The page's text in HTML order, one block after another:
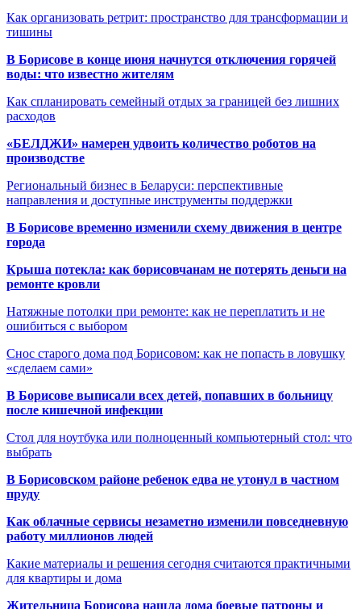
Как организовать ретрит: пространство для трансформации и
тишины
В Борисове в конце июня начнутся отключения горячей
воды: что известно жителям
Как спланировать семейный отдых за границей без лишних
расходов
«БЕЛДЖИ» намерен удвоить количество роботов на
производстве
Региональный бизнес в Беларуси: перспективные
направления и доступные инструменты поддержки
В Борисове временно изменили схему движения в центре
города
Крыша потекла: как борисовчанам не потерять деньги на
ремонте кровли
Натяжные потолки при ремонте: как не переплатить и не
ошибиться с выбором
Снос старого дома под Борисовом: как не попасть в ловушку
«сделаем сами»
В Борисове выписали всех детей, попавших в больницу
после кишечной инфекции
Стол для ноутбука или полноценный компьютерный стол: что
выбрать
В Борисовском районе ребенок едва не утонул в частном
пруду
Как облачные сервисы незаметно изменили повседневную
работу миллионов людей
Какие материалы и решения сегодня считаются практичными
для квартиры и дома
Жительница Борисова нашла дома боевые патроны и